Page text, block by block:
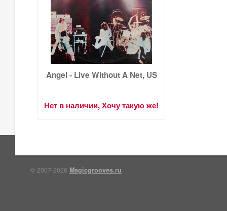
Angel - Live Without A Net, US
Нет в наличии, Хочу такую же!
© 2007-2026 Magicgrooves.ru